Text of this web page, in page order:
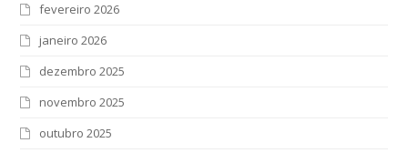
fevereiro 2026
janeiro 2026
dezembro 2025
novembro 2025
outubro 2025